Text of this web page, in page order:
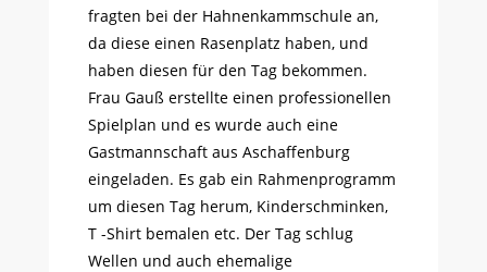
fragten bei der Hahnenkammschule an,
da diese einen Rasenplatz haben, und
haben diesen für den Tag bekommen.
Frau Gauß erstellte einen professionellen
Spielplan und es wurde auch eine
Gastmannschaft aus Aschaffenburg
eingeladen. Es gab ein Rahmenprogramm
um diesen Tag herum, Kinderschminken,
T -Shirt bemalen etc. Der Tag schlug
Wellen und auch ehemalige